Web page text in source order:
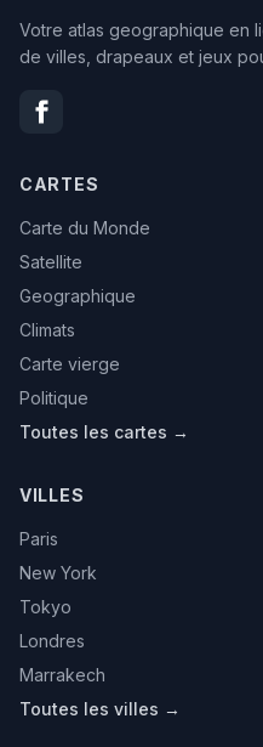
Votre atlas geographique en
de villes, drapeaux et jeux
CARTES
Carte du Monde
Satellite
Geographique
Climats
Carte vierge
Politique
Toutes les cartes →
VILLES
Paris
New York
Tokyo
Londres
Marrakech
Toutes les villes →